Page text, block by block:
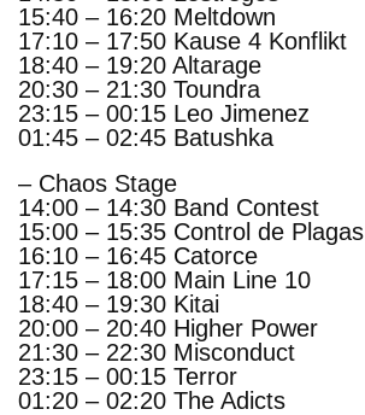
15:40 – 16:20 Meltdown
17:10 – 17:50 Kause 4 Konflikt
18:40 – 19:20 Altarage
20:30 – 21:30 Toundra
23:15 – 00:15 Leo Jimenez
01:45 – 02:45 Batushka
– Chaos Stage
14:00 – 14:30 Band Contest
15:00 – 15:35 Control de Plagas
16:10 – 16:45 Catorce
17:15 – 18:00 Main Line 10
18:40 – 19:30 Kitai
20:00 – 20:40 Higher Power
21:30 – 22:30 Misconduct
23:15 – 00:15 Terror
01:20 – 02:20 The Adicts